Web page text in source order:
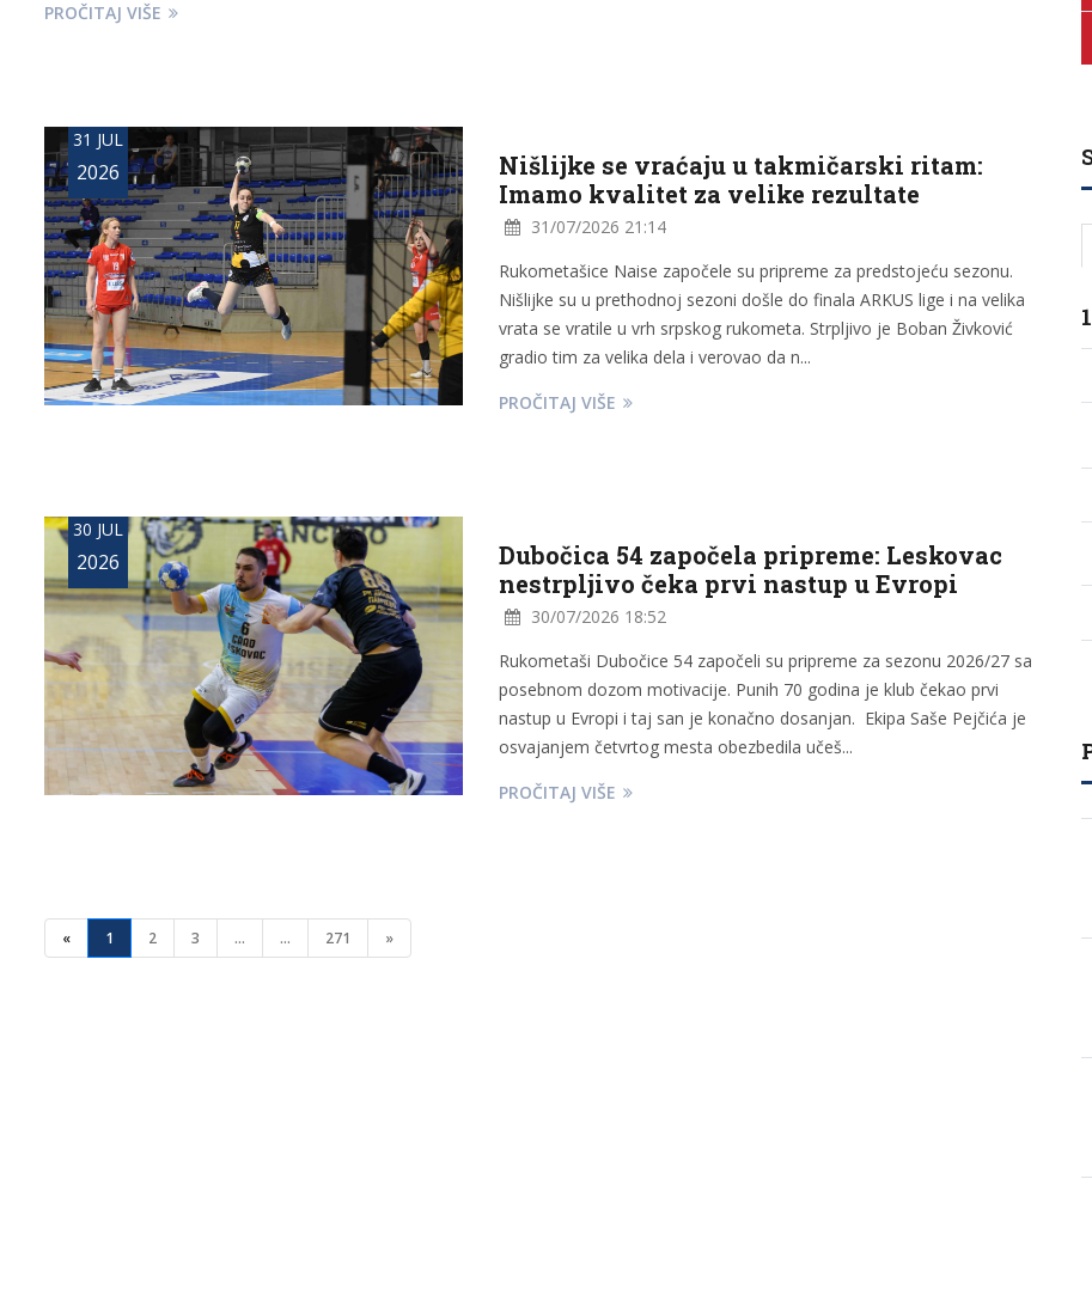
PROČITAJ VIŠE
Nišlijke se vraćaju u takmičarski ritam:
Imamo kvalitet za velike rezultate
31 JUL
2026
31/07/2026 21:14
Rukometašice Naise započele su pripreme za predstojeću sezonu.
Nišlijke su u prethodnoj sezoni došle do finala ARKUS lige i na velika
vrata se vratile u vrh srpskog rukometa. Strpljivo je Boban Živković
gradio tim za velika dela i verovao da n...
PROČITAJ VIŠE
Dubočica 54 započela pripreme: Leskovac
nestrpljivo čeka prvi nastup u Evropi
30 JUL
2026
30/07/2026 18:52
Rukometaši Dubočice 54 započeli su pripreme za sezonu 2026/27 sa
posebnom dozom motivacije. Punih 70 godina je klub čekao prvi
nastup u Evropi i taj san je konačno dosanjan. Ekipa Saše Pejčića je
osvajanjem četvrtog mesta obezbedila učeš...
PROČITAJ VIŠE
« 1 2 3 ... ... 271 »